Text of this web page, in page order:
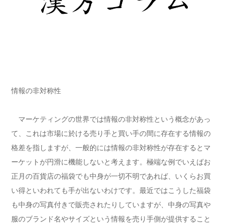
情報の非対称性
マーケティングの世界では情報の非対称性という概念があっ
て、これは市場に於ける売り手と買い手の間に存在する情報の
格差を指しますが、一般的には情報の非対称性が存在するとマ
ーケットが円滑に機能しないと考えます。極端な例でいえばお
正月の百貨店の福袋でも中身が一切不明であれば、いくらお買
い得といわれても手が出ないわけです。最近ではこうした福袋
も中身の写真付きで販売されたりしていますが、中身の写真や
服のブランド名やサイズという情報を売り手側が提供すること